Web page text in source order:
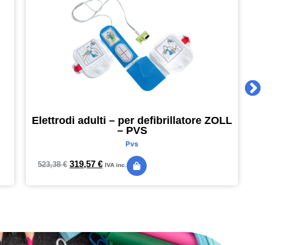
Elettrodi adulti – per defibrillatore ZOLL
– PVS
Pvs
523,38€ 319,57 € IVA inc.